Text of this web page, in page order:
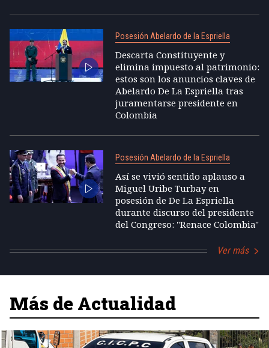
Posesión Abelardo de la Espriella
Descarta Constituyente y
elimina impuesto al patrimonio:
estos son los anuncios claves de
Abelardo De La Espriella tras
juramentarse presidente en
Colombia
Posesión Abelardo de la Espriella
Así se vivió sentido aplauso a
Miguel Uribe Turbay en
posesión de De La Espriella
durante discurso del presidente
del Congreso: "Renace Colombia"
Ver más
Más de Actualidad